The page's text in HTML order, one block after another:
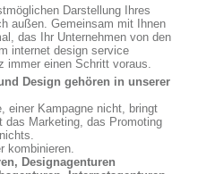
Darstellung Ihres
außen. Gemeinsam mit Ihnen
das Ihr Unternehmen von den
internet design service
immer einen Schritt voraus.
Design gehören in unserer
einer Kampagne nicht, bringt
Marketing, das Promoting
kombinieren.
Designagenturen